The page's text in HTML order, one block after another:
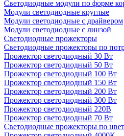
Светодиодные модули по форме
Модули светодиодные круглые
Модули светодиодные с драйвером
Модули светодиодные с линзой
Светодиодные прожекторы
Светодиодные прожекторы по
Прожектор светодиодный 30 Вт
Прожектор светодиодный 50 Вт
Прожектор светодиодный 100 Вт
Прожектор светодиодный 150 Вт
Прожектор светодиодный 200 Вт
Прожектор светодиодный 300 Вт
Прожектор светодиодный 220В
Прожектор светодиодный 70 Вт
Светодиодные прожекторы по